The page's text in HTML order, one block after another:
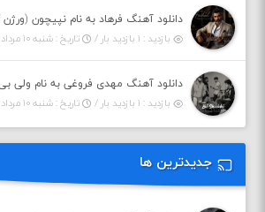
دانلود آهنگ فرهاد به نام نپیچون
بازدید : ۱ بازدید بار /
تاریخ : شنبه ۱۰ مرداد ۱۴۰۵
بازدید : ۱ بازدید بار /
تاریخ : شنبه ۱۰ مرداد ۱۴۰۵
جدیدترین ها